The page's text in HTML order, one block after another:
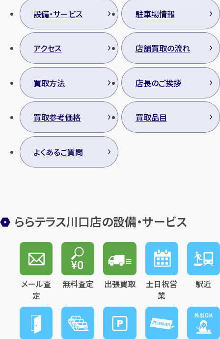
設備・サービス 駐車場情報
アクセス 店舗買取の流れ
買取方法 店長のご挨拶
買取参考価格 買取品目
よくあるご質問
ららテラス川口店の設備・サービス
メール査
定
無料査定 出張買取
土日祝営
業
駅近